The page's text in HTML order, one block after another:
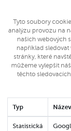
Tyto soubory
analýzu provozu na
našich webových
například
stránky, které
můžeme vylepšit
těchto
Typ Název
Statistická